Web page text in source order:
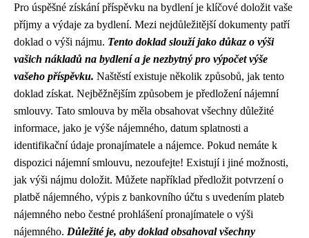
Pro úspěšné získání příspěvku na bydlení je klíčové doložit vaše
příjmy a výdaje za bydlení. Mezi nejdůležitější dokumenty patří
doklad o výši nájmu. Tento doklad slouží jako důkaz o výši
vašich nákladů na bydlení a je nezbytný pro výpočet výše
vašeho příspěvku. Naštěstí existuje několik způsobů, jak tento
doklad získat. Nejběžnějším způsobem je předložení nájemní
smlouvy. Tato smlouva by měla obsahovat všechny důležité
informace, jako je výše nájemného, datum splatnosti a
identifikační údaje pronajímatele a nájemce. Pokud nemáte k
dispozici nájemní smlouvu, nezoufejte! Existují i ​​jiné možnosti,
jak výši nájmu doložit. Můžete například předložit potvrzení o
platbě nájemného, výpis z bankovního účtu s uvedením plateb
nájemného nebo čestné prohlášení pronajímatele o výši
nájemného. Důležité je, aby doklad obsahoval všechny